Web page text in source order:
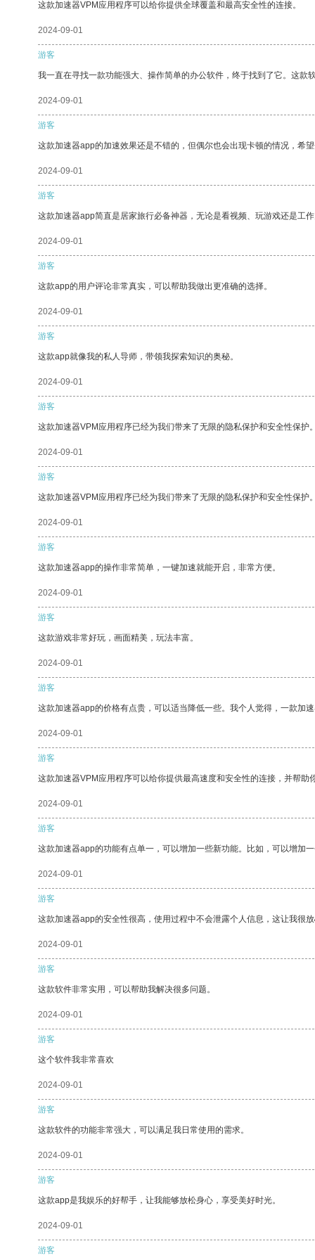
这款加速器VPM应用程序可以给你提供全球覆盖和最高安全性的连接。
2024-09-01
游客
我一直在寻找一款功能强大、操作简单的办公软件，终于找到了它。这
2024-09-01
游客
这款加速器app的加速效果还是不错的，但偶尔也会出现卡顿的情况，希
2024-09-01
游客
这款加速器app简直是居家旅行必备神器，无论是看视频、玩游戏还是工
2024-09-01
游客
这款app的用户评论非常真实，可以帮助我做出更准确的选择。
2024-09-01
游客
这款app就像我的私人导师，带领我探索知识的奥秘。
2024-09-01
游客
这款加速器VPM应用程序已经为我们带来了无限的隐私保护和安全性保护
2024-09-01
游客
这款加速器VPM应用程序已经为我们带来了无限的隐私保护和安全性保护
2024-09-01
游客
这款加速器app的操作非常简单，一键加速就能开启，非常方便。
2024-09-01
游客
这款游戏非常好玩，画面精美，玩法丰富。
2024-09-01
游客
这款加速器app的价格有点贵，可以适当降低一些。我个人觉得，一款加
2024-09-01
游客
这款加速器VPM应用程序可以给你提供最高速度和安全性的连接，并帮助
2024-09-01
游客
这款加速器app的功能有点单一，可以增加一些新功能。比如，可以增加
2024-09-01
游客
这款加速器app的安全性很高，使用过程中不会泄露个人信息，这让我很
2024-09-01
游客
这款软件非常实用，可以帮助我解决很多问题。
2024-09-01
游客
这个软件我非常喜欢
2024-09-01
游客
这款软件的功能非常强大，可以满足我日常使用的需求。
2024-09-01
游客
这款app是我娱乐的好帮手，让我能够放松身心，享受美好时光。
2024-09-01
游客